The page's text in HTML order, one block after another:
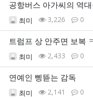
공항버스 아가씨의 역
최미 3,226 0
트럼프 상 안주면 보복
최미 2,433 0
연예인 삥뜯는 감독
최미 2,141 0